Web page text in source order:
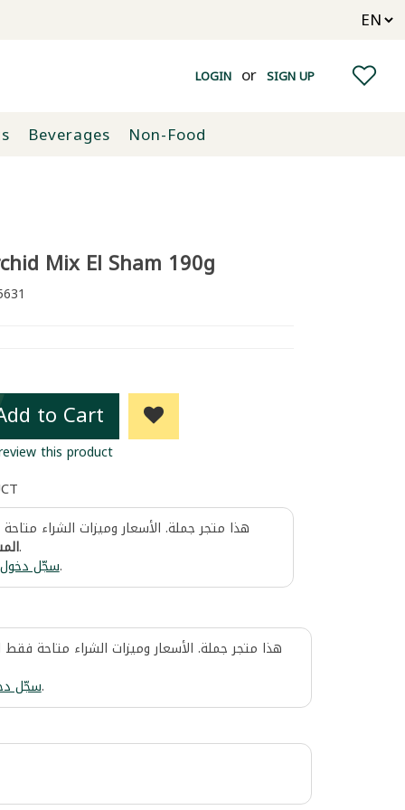
LOGIN or SIGN UP
Beverages
Non-Food
Mix El Sham 190g
to Cart
this product
هذا متجر جملة. الأسعار وميزات الشراء
.
سجّل دخول.
هذا متجر جملة. الأسعار وميزات الشراء متاحة
سجّل.